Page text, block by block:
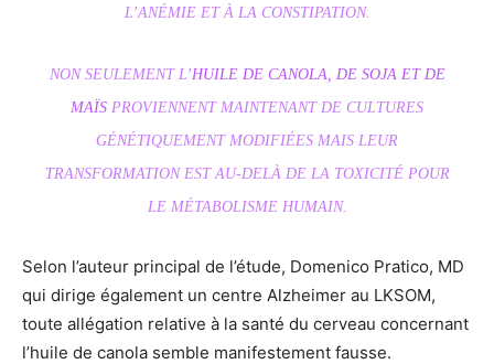
L’ANÉMIE ET À LA CONSTIPATION.
NON SEULEMENT L’HUILE DE CANOLA, DE SOJA ET DE
MAÏS PROVIENNENT MAINTENANT DE CULTURES
GÉNÉTIQUEMENT MODIFIÉES MAIS LEUR
TRANSFORMATION EST AU-DELÀ DE LA TOXICITÉ POUR
LE MÉTABOLISME HUMAIN.
Selon l’auteur principal de l’étude, Domenico Pratico, MD
qui dirige également un centre Alzheimer au LKSOM,
toute allégation relative à la santé du cerveau concernant
l’huile de canola semble manifestement fausse.